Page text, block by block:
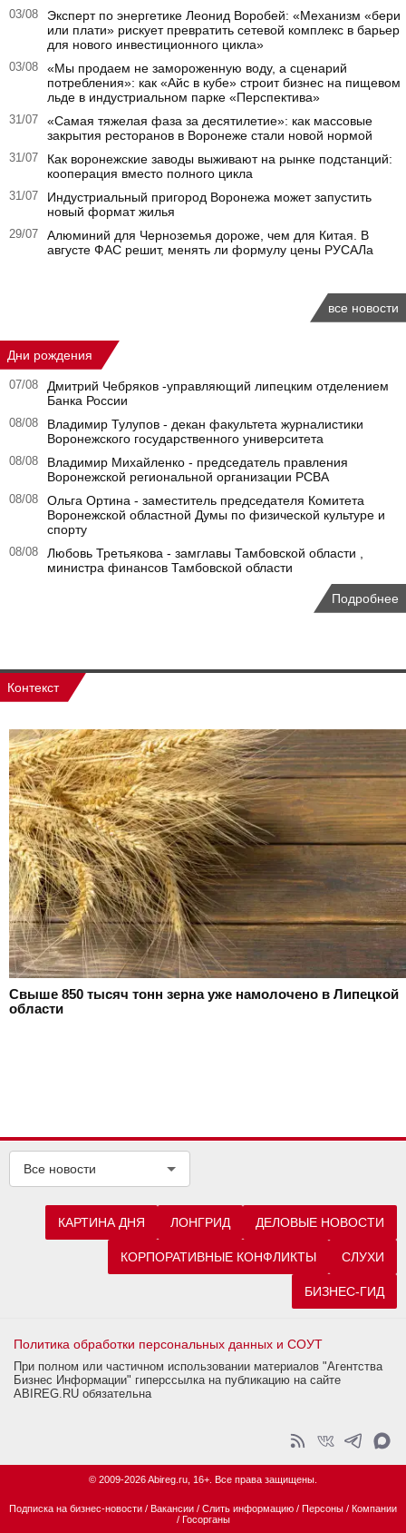
03/08
Эксперт по энергетике Леонид Воробей: «Механизм «бери
или плати» рискует превратить сетевой комплекс в барьер
для нового инвестиционного цикла»
03/08
«Мы продаем не замороженную воду, а сценарий
потребления»: как «Айс в кубе» строит бизнес на пищевом
льде в индустриальном парке «Перспектива»
31/07
«Самая тяжелая фаза за десятилетие»: как массовые
закрытия ресторанов в Воронеже стали новой нормой
31/07
Как воронежские заводы выживают на рынке подстанций:
кооперация вместо полного цикла
31/07
Индустриальный пригород Воронежа может запустить
новый формат жилья
29/07
Алюминий для Черноземья дороже, чем для Китая. В
августе ФАС решит, менять ли формулу цены РУСАЛа
все новости
Дни рождения
07/08
Дмитрий Чебряков -управляющий липецким отделением
Банка России
08/08
Владимир Тулупов - декан факультета журналистики
Воронежского государственного университета
08/08
Владимир Михайленко - председатель правления
Воронежской региональной организации РСВА
08/08
Ольга Ортина - заместитель председателя Комитета
Воронежской областной Думы по физической культуре и
спорту
08/08
Любовь Третьякова - замглавы Тамбовской области ,
министра финансов Тамбовской области
Подробнее
Контекст
Свыше 850 тысяч тонн зерна уже намолочено в Липецкой
области
Все новости
КАРТИНА ДНЯ ЛОНГРИД ДЕЛОВЫЕ НОВОСТИ
КОРПОРАТИВНЫЕ КОНФЛИКТЫ СЛУХИ
БИЗНЕС-ГИД
Политика обработки персональных данных и СОУТ
При полном или частичном использовании материалов "Агентства
Бизнес Информации" гиперссылка на публикацию на сайте
ABIREG.RU обязательна
© 2009-2026 Abireg.ru, 16+. Все права защищены.
Подписка на бизнес-новости / Вакансии / Слить информацию / Персоны / Компании
/ Госорганы